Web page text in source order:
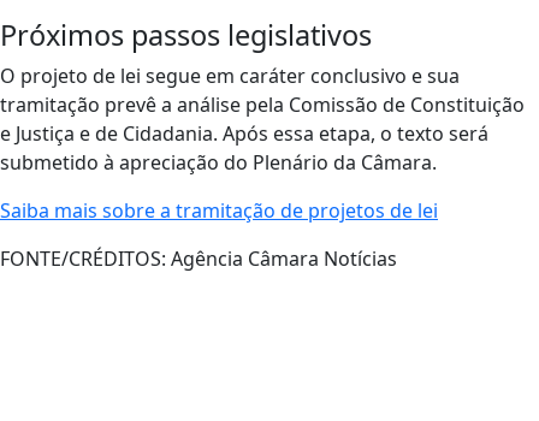
Próximos passos legislativos
O projeto de lei segue em caráter conclusivo e sua
tramitação prevê a análise pela Comissão de Constituição
e Justiça e de Cidadania. Após essa etapa, o texto será
submetido à apreciação do Plenário da Câmara.
Saiba mais sobre a tramitação de projetos de lei
FONTE/CRÉDITOS: Agência Câmara Notícias